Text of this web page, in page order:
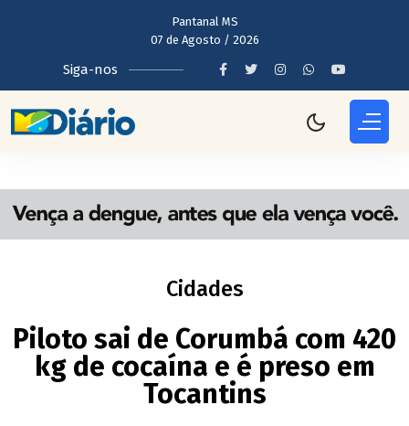
Pantanal MS
07 de Agosto / 2026
Siga-nos
Cidades
Piloto sai de Corumbá com 420
kg de cocaína e é preso em
Tocantins